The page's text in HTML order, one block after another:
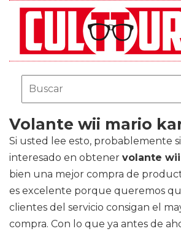
Volante wii mario
Si usted lee esto, probablemente
interesado en obtener volante
bien una mejor compra de
es excelente porque queremos
clientes del servicio consigan el
compra. Con lo que ya antes de